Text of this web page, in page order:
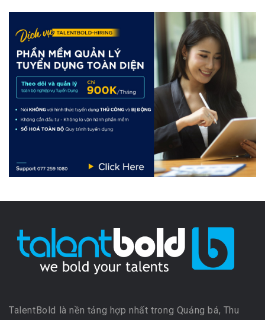
TalentBold là nền tảng hợp nhất trong Quảng bá, Thu